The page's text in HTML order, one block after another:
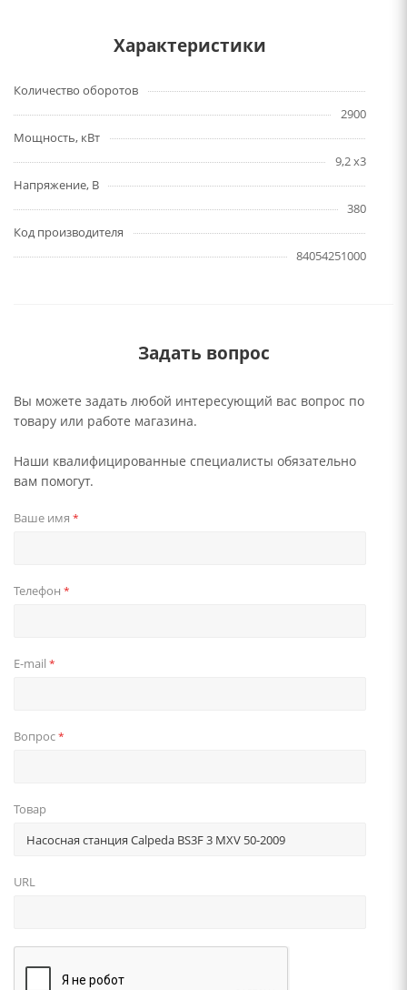
Характеристики
Количество оборотов
2900
Мощность, кВт
9,2 x3
Напряжение, В
380
Код производителя
84054251000
Задать вопрос
Вы можете задать любой интересующий вас вопрос по
товару или работе магазина.
Наши квалифицированные специалисты обязательно
вам помогут.
Ваше имя *
Телефон *
E-mail *
Вопрос*
Товар
URL